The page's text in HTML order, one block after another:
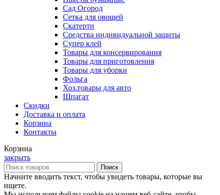
Сад Огород
Сетка для овощей
Скатерти
Средства индивидуальной защиты
Супер клей
Товары для консервирования
Товары для приготовления
Товары для уборки
Фольга
Хоз.товары для авто
Шпагат
Скидки
Доставка и оплата
Корзина
Контакты
Корзина
закрыть
Поиск
Начните вводить текст, чтобы увидеть товары, которые вы
ищете.